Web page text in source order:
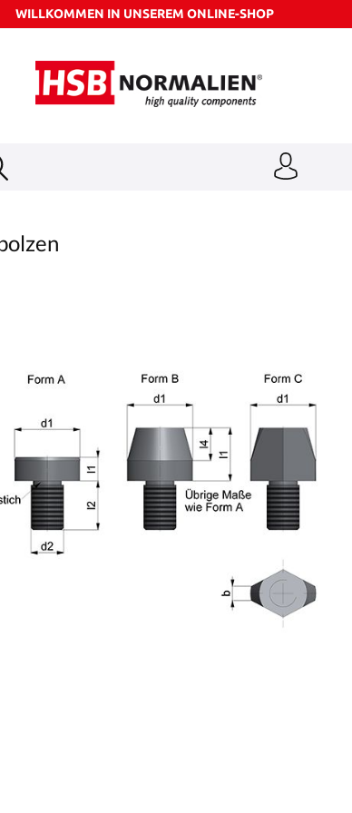
WILLKOMMEN IN UNSEREM ONLINE-SHOP